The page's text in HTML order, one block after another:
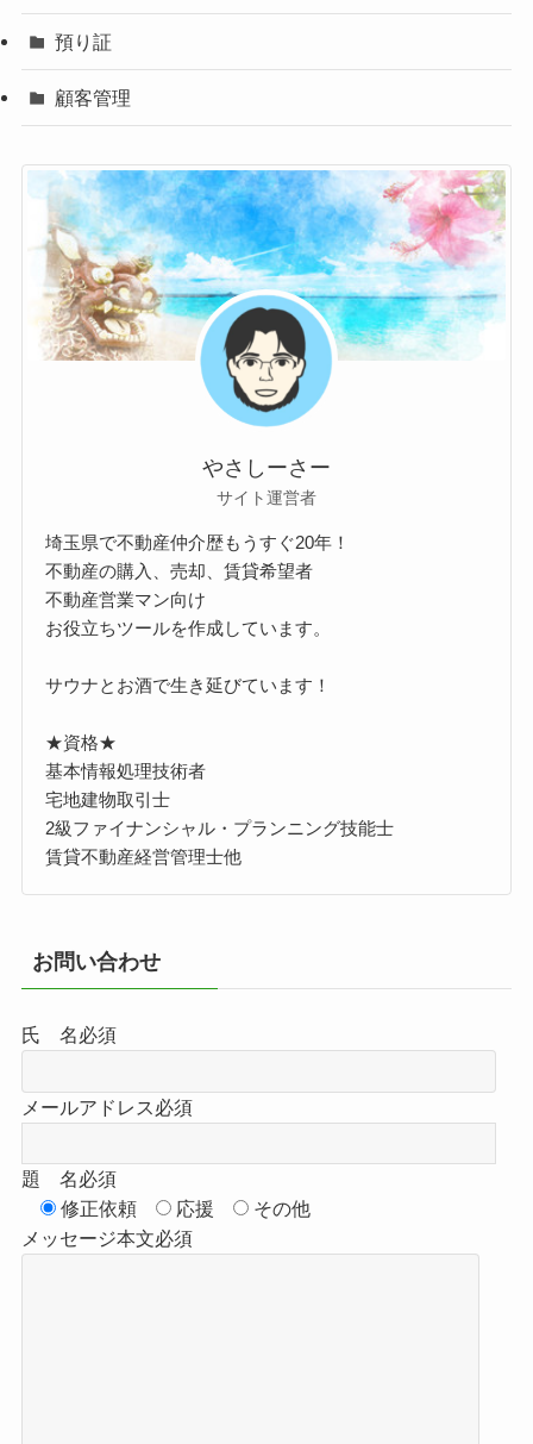
預り証
顧客管理
やさしーさー
サイト運営者
埼玉県で不動産仲介歴もうすぐ20年！
不動産の購入、売却、賃貸希望者
不動産営業マン向け
お役立ちツールを作成しています。
サウナとお酒で生き延びています！
★資格★
基本情報処理技術者
宅地建物取引士
2級ファイナンシャル・プランニング技能士
賃貸不動産経営管理士他
お問い合わせ
氏 名必須
メールアドレス 必須
題 名必須
修正依頼
応援
その他
メッセージ本文必須